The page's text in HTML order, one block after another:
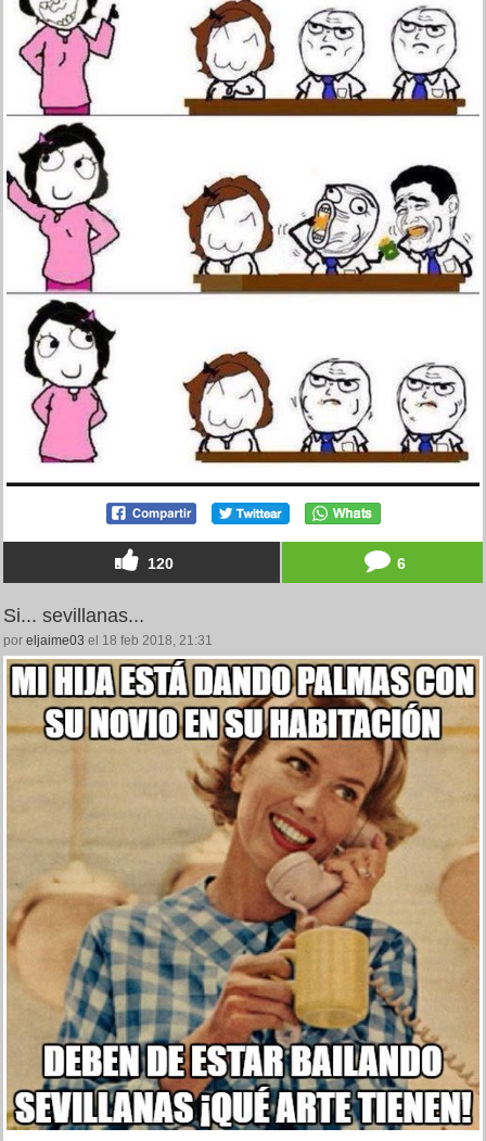
120 6
Si... sevillanas...
por eljaime03 el 18 feb 2018, 21:31